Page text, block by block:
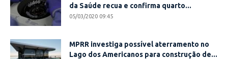
da Saúde recua e confirma quarto...
05/03/2020 09:45
MPRR investiga possível aterramento no
Lago dos Americanos para construção de...